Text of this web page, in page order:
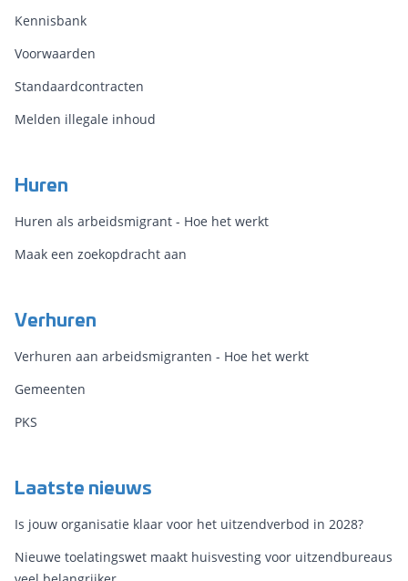
Kennisbank
Voorwaarden
Standaardcontracten
Melden illegale inhoud
Huren
Huren als arbeidsmigrant - Hoe het werkt
Maak een zoekopdracht aan
Verhuren
Verhuren aan arbeidsmigranten - Hoe het werkt
Gemeenten
PKS
Laatste nieuws
Is jouw organisatie klaar voor het uitzendverbod in 2028?
Nieuwe toelatingswet maakt huisvesting voor uitzendbureaus